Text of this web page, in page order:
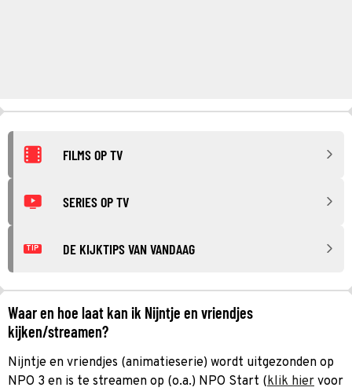
FILMS OP TV
SERIES OP TV
TIP DE KIJKTIPS VAN VANDAAG
Waar en hoe laat kan ik Nijntje en vriendjes
kijken/streamen?
Nijntje en vriendjes (animatieserie) wordt uitgezonden op
NPO 3 en is te streamen op (o.a.) NPO Start (klik hier voor